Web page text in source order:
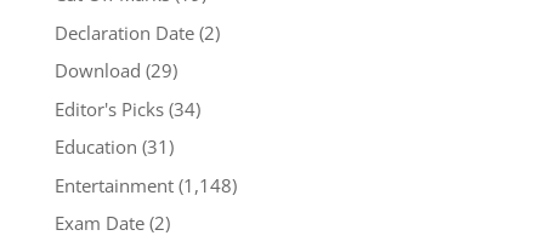
Declaration Date(2)
Download (29)
Editor's Picks(34)
Education (31)
Entertainment(1,148)
Exam Date(2)